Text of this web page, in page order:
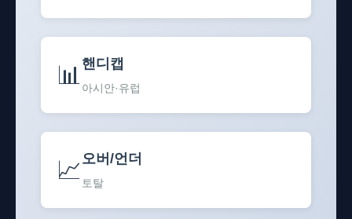
📊 핸디캡
아시안·유럽
📈 오버/언더
토탈